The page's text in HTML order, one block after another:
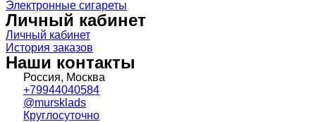
Электронные сигареты
Личный кабинет
Личный кабинет
История заказов
Наши контакты
Россия, Москва
+79944040584
@mursklads
Круглосуточно